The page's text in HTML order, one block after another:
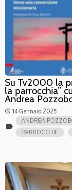
Su Tv2000 la
la parrocchia”
Andrea
access_time 14 Gennaio 2025
label
ANDREA
PARROCCHIE